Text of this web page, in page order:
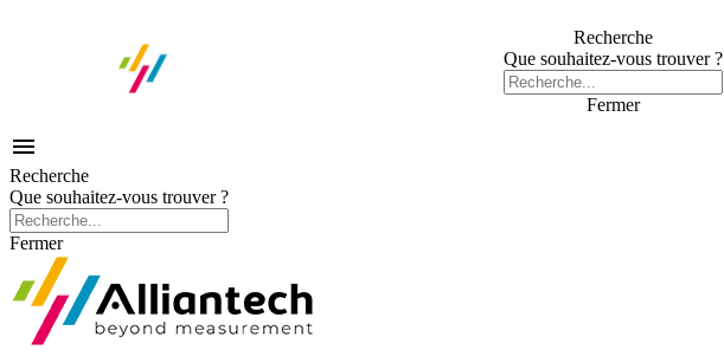
Recherche
Que souhaitez-vous trouver ?
Fermer

Recherche
Que souhaitez-vous trouver ?
Fermer